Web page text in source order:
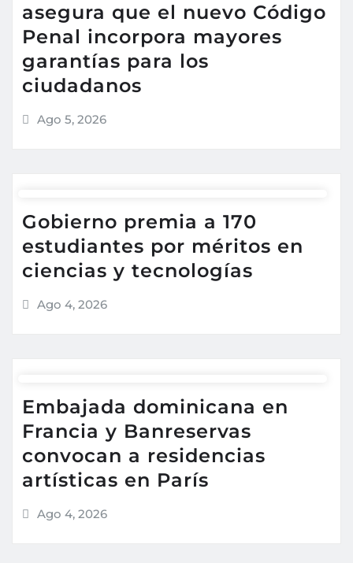
asegura que el nuevo Código
Penal incorpora mayores
garantías para los
ciudadanos
Ago 5, 2026
Gobierno premia a 170
estudiantes por méritos en
ciencias y tecnologías
Ago 4, 2026
Embajada dominicana en
Francia y Banreservas
convocan a residencias
artísticas en París
Ago 4, 2026